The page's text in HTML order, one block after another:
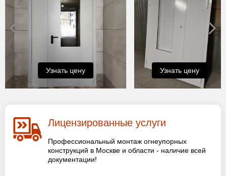
Узнать цену Узнать цену
Лицензированные услуги
Профессиональный монтаж огнеупорных
конструкций в Москве и области - наличие всей
документации!